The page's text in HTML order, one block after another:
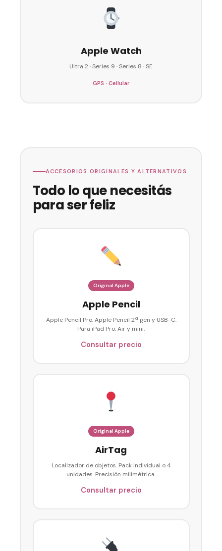
Apple Watch
Ultra 2 · Series 9 · Series 8 · SE
GPS · Cellular
ACCESORIOS ORIGINALES Y ALTERNATIVOS
Todo lo que necesitás
para ser feliz
Original Apple
Apple Pencil
Apple Pencil Pro, Apple Pencil 2ª gen y USB-C.
Para iPad Pro, Air y mini.
Consultar precio
Original Apple
AirTag
Localizador de objetos. Pack individual o 4
unidades. Precisión milimétrica.
Consultar precio